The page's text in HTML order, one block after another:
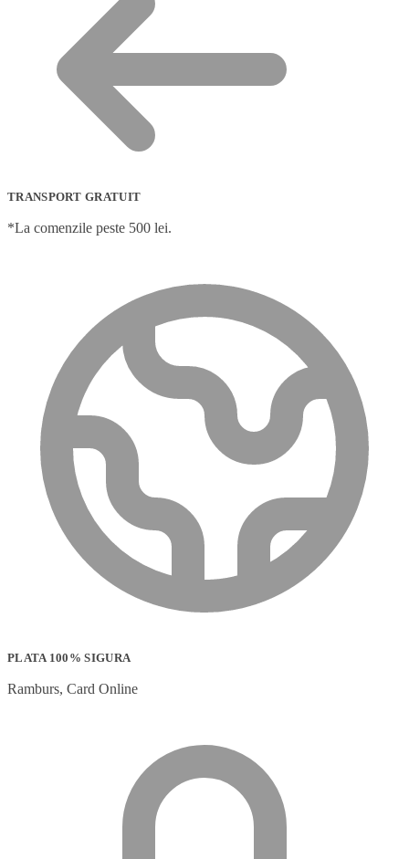
TRANSPORT GRATUIT
*La comenzile peste 500 lei.
PLATA 100% SIGURA
Ramburs, Card Online